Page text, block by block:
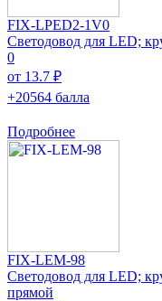
FIX-LPED2-1V0
Светодовод для LED;
0
от 13.7 ₽
+20564 балла
Подробнее
FIX-LEM-98
Светодовод для LED;
прямой